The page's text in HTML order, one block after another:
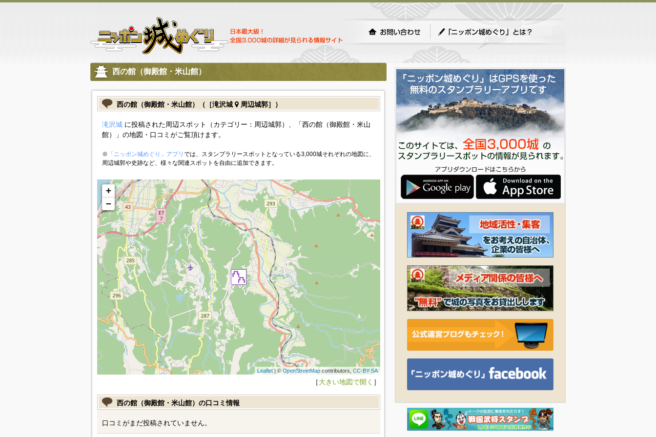
西の館（御殿館・米山館）
西の館（御殿館・米山館）（［滝沢城 周辺城郭］）
滝沢城に投稿された周辺スポット（カテゴリー：周辺城郭）、「西の館（御殿館・米山
館）」の地図・口コミがご覧頂けます。
※ 「ニッポン城めぐり」アプリ では、スタンプラリースポットとなっている3,000城それぞれの地図に、
周辺城郭や史跡など、様々な関連スポットを自由に追加できます。
+
−
Leaflet| © OpenStreetMapcontributors, CC-BY-SA
［大きい地図で開く ］
西の館（御殿館・米山館）の口コミ情報
口コミがまだ投稿されていません。